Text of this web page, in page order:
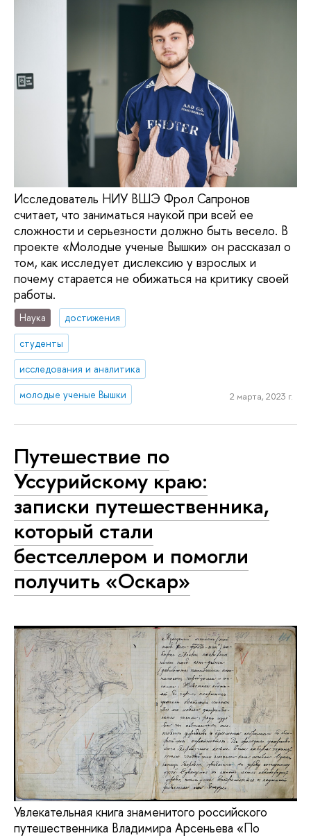
Исследователь НИУ ВШЭ Фрол Сапронов
считает, что заниматься наукой при всей ее
сложности и серьезности должно быть весело. В
проекте «Молодые ученые Вышки» он рассказал о
том, как исследует дислексию у взрослых и
почему старается не обижаться на критику своей
работы.
Наука
достижения
студенты
исследования и аналитика
молодые ученые Вышки
2 марта, 2023 г.
Путешествие по
Уссурийскому краю:
записки путешественника,
который стали
бестселлером и помогли
получить «Оскар»
Увлекательная книга знаменитого российского
путешественника Владимира Арсеньева «По